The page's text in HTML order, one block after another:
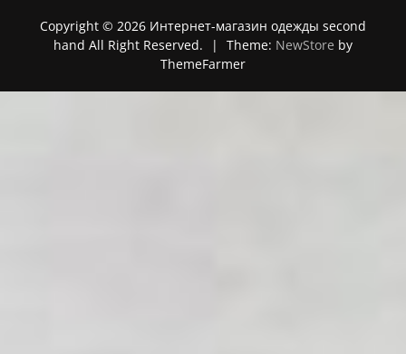
Copyright © 2026 Интернет-магазин одежды second
hand All Right Reserved.
| Theme: NewStore by
ThemeFarmer